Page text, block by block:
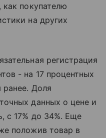
покупателю
на других
регистрация
- на 17 процентных
ранее. Доля
данных о цене и
с 17% до 34%. Еще
положив товар в